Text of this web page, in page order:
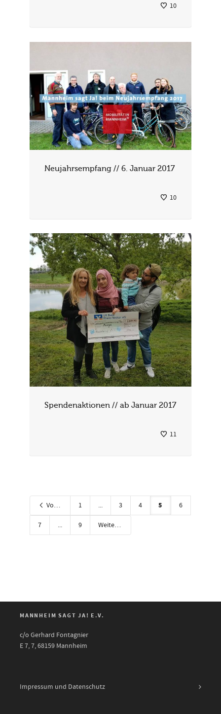
10
Neujahrsempfang // 6. Januar 2017
10
Spendenaktionen // ab Januar 2017
11
Vorherige 1 ... 3 4 5 6
7 ... 9 Weiter
MANNHEIM SAGT JA! E.V.
c/o Gerhard Fontagnier
E 7, 7, 68159 Mannheim
Impressum und Datenschutz